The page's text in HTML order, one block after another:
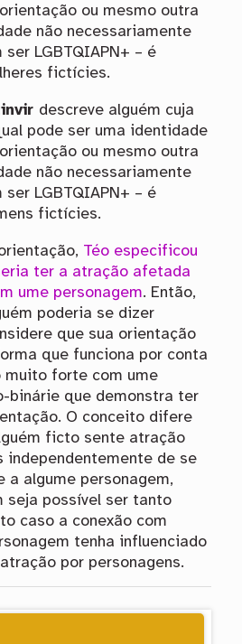
ou mesmo outra
não necessariamente
LGBTQIAPN+ – é
fictícies.
descreve alguém cuja
pode ser uma identidade
ou mesmo outra
não necessariamente
LGBTQIAPN+ – é
fictícies.
Téo especificou
ter a atração afetada
ume personagem. Então,
poderia se dizer
que sua orientação
que funciona por conta
muito forte com ume
binárie que demonstra ter
O conceito difere
ficto sente atração
independentemente de se
a algume personagem,
seja possível ser tanto
caso a conexão com
tenha influenciado
por personagens.